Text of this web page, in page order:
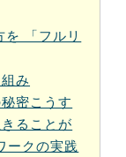
を 「フルリ
み
密こうす
ることが
ークの実践